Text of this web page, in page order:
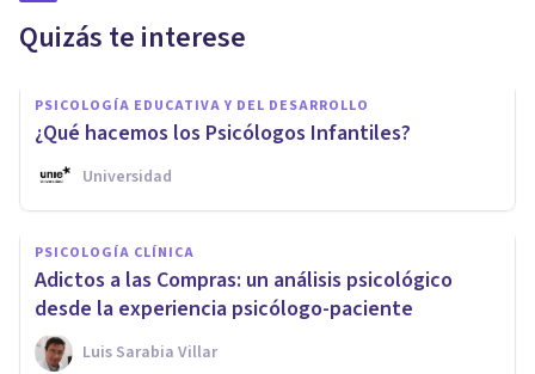
Quizás te interese
PSICOLOGÍA EDUCATIVA Y DEL DESARROLLO
¿Qué hacemos los Psicólogos Infantiles?
Universidad
PSICOLOGÍA CLÍNICA
Adictos a las Compras: un análisis psicológico
desde la experiencia psicólogo-paciente
Luis Sarabia Villar